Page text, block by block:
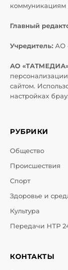
коммуникациям
Главный
Учредитель: АО
АО «ТАТМЕДИА»
сайтом.
настройках
РУБРИКИ
Общество
Происшествия
Спорт
Здоровье и
Культура
Передачи НТР
КОНТАКТЫ